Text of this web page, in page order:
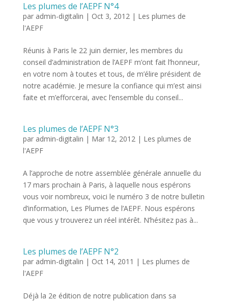
Les plumes de l’AEPF N°4
par admin-digitalin | Oct 3, 2012| Les plumes de
l'AEPF
Réunis à Paris le 22 juin dernier, les membres du
conseil d’administration de l’AEPF m’ont fait l’honneur,
en votre nom à toutes et tous, de m’élire président de
notre académie. Je mesure la confiance qui m’est ainsi
faite et m’efforcerai, avec l’ensemble du conseil...
Les plumes de l’AEPF N°3
par admin-digitalin | Mar 12, 2012| Les plumes de
l'AEPF
A l’approche de notre assemblée générale annuelle du
17 mars prochain à Paris, à laquelle nous espérons
vous voir nombreux, voici le numéro 3 de notre bulletin
d’information, Les Plumes de l’AEPF. Nous espérons
que vous y trouverez un réel intérêt. N’hésitez pas à...
Les plumes de l’AEPF N°2
par admin-digitalin | Oct 14, 2011 | Les plumes de
l'AEPF
Déjà la 2e édition de notre publication dans sa